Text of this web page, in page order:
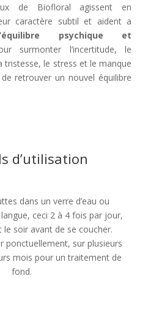
de Biofloral agissent en
caractère subtil et aident a
psychique
et
surmonter l’incertitude, le
tristesse, le stress et le manque
retrouver un nouvel équilibre
d’utilisation
dans un verre d’eau ou
ceci 2 à 4 fois par jour,
le soir avant de se coucher.
ponctuellement, sur plusieurs
mois pour un traitement de
fond.